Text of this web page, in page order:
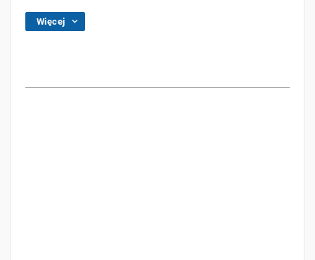
Więcej